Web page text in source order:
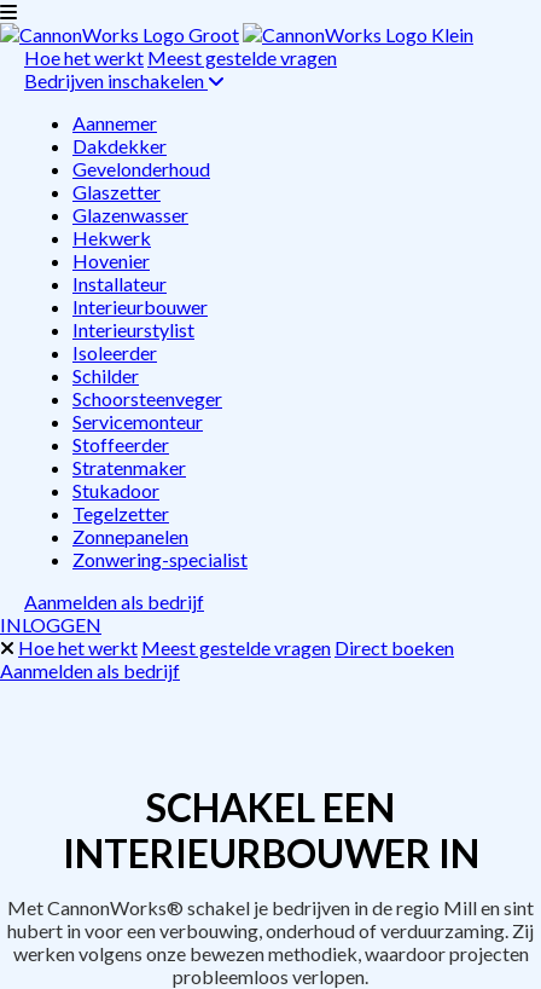
Hoe het werkt Meest gestelde vragen
Bedrijven inschakelen
Aannemer
Dakdekker
Gevelonderhoud
Glaszetter
Glazenwasser
Hekwerk
Hovenier
Installateur
Interieurbouwer
Interieurstylist
Isoleerder
Schilder
Schoorsteenveger
Servicemonteur
Stoffeerder
Stratenmaker
Stukadoor
Tegelzetter
Zonnepanelen
Zonwering-specialist
Aanmelden als bedrijf
INLOGGEN
Hoe het werkt Meest gestelde vragen Direct boeken
Aanmelden als bedrijf
SCHAKEL EEN
INTERIEURBOUWER IN
Met CannonWorks® schakel je bedrijven in de regio Mill en sint
hubert in voor een verbouwing, onderhoud of verduurzaming. Zij
werken volgens onze bewezen methodiek, waardoor projecten
probleemloos verlopen.